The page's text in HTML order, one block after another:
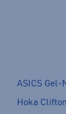
ASICS Gel-
Hoka